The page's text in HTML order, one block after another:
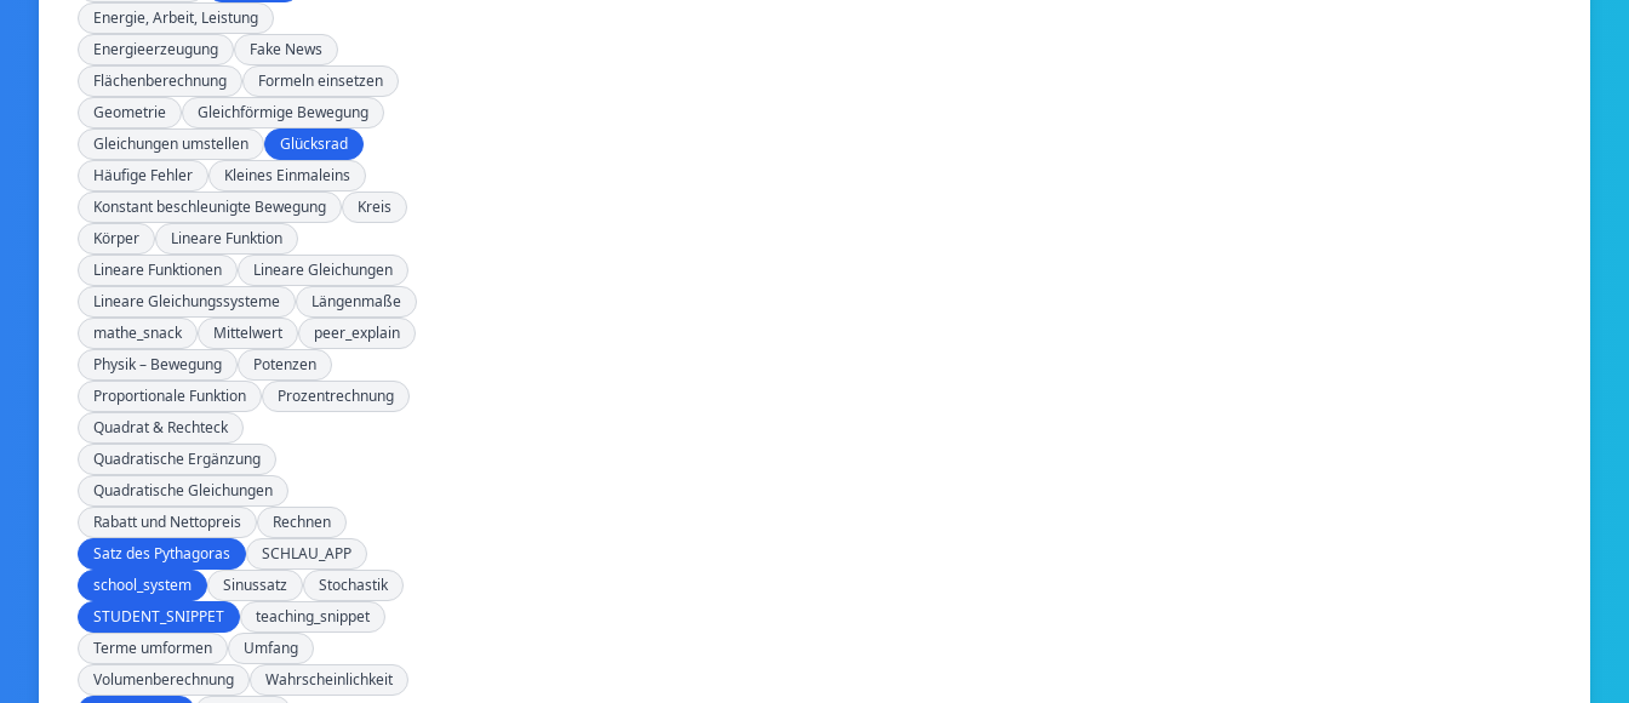
Energie, Arbeit, Leistung
Energieerzeugung
Fake News
Flächenberechnung
Formeln einsetzen
Geometrie
Gleichförmige Bewegung
Gleichungen umstellen
Glücksrad
Häufige Fehler
Kleines Einmaleins
Konstant beschleunigte Bewegung
Kreis
Körper
Lineare Funktion
Lineare Funktionen
Lineare Gleichungen
Lineare Gleichungssysteme
Längenmaße
mathe_snack
Mittelwert
peer_explain
Physik – Bewegung
Potenzen
Proportionale Funktion
Prozentrechnung
Quadrat & Rechteck
Quadratische Ergänzung
Quadratische Gleichungen
Rabatt und Nettopreis
Rechnen
Satz des Pythagoras
SCHLAU_APP
school_system
Sinussatz
Stochastik
STUDENT_SNIPPET
teaching_snippet
Terme umformen
Umfang
Volumenberechnung
Wahrscheinlichkeit